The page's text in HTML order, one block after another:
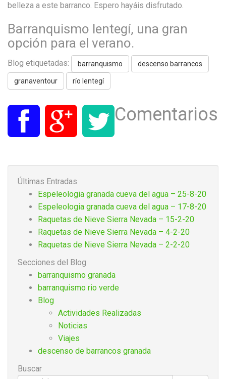
belleza a este barranco. Espero hayáis disfrutado.
Barranquismo lentegí, una gran
opción para el verano.
Blog etiquetadas: barranquismo descenso barrancos
granaventour río lentegí
Comentarios
Últimas Entradas
Espeleologia granada cueva del agua – 25-8-20
Espeleologia granada cueva del agua – 17-8-20
Raquetas de Nieve Sierra Nevada – 15-2-20
Raquetas de Nieve Sierra Nevada – 4-2-20
Raquetas de Nieve Sierra Nevada – 2-2-20
Secciones del Blog
barranquismo granada
barranquismo rio verde
Blog
Actividades Realizadas
Noticias
Viajes
descenso de barrancos granada
Buscar